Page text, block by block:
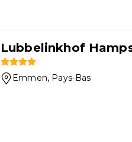
Lubbelinkhof
Emmen, Pays-Bas